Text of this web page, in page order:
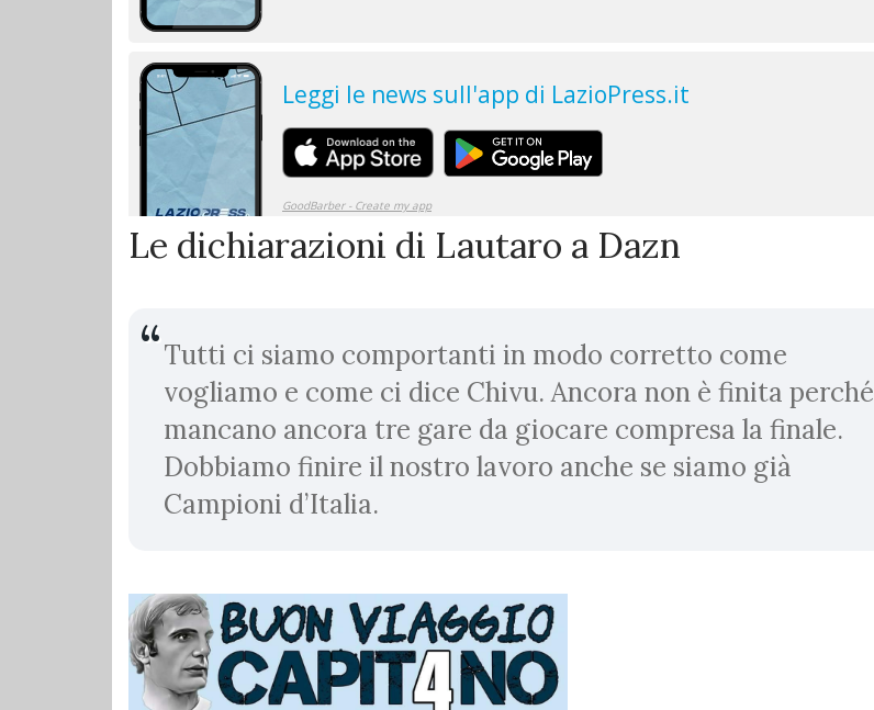
Le dichiarazioni di Lautaro a Dazn
Tutti ci siamo comportanti in modo corretto come
vogliamo e come ci dice Chivu. Ancora non è finita perché
mancano ancora tre gare da giocare compresa la finale.
Dobbiamo finire il nostro lavoro anche se siamo già
Campioni d’Italia.